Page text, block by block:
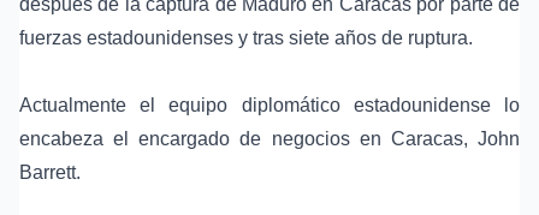
después de la captura de Maduro en Caracas por parte de
fuerzas estadounidenses y tras siete años de ruptura.
Actualmente el equipo diplomático estadounidense lo
encabeza el encargado de negocios en Caracas, John
Barrett.